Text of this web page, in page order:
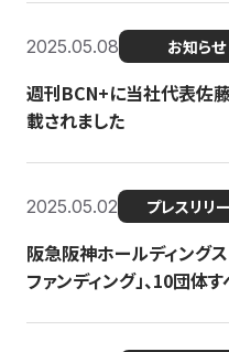
2025.05.08 お知らせ
週刊BCN+に当社代表佐
載されました
2025.05.02 プレスリリ
阪急阪神ホールディング
ファンディング」、10団体